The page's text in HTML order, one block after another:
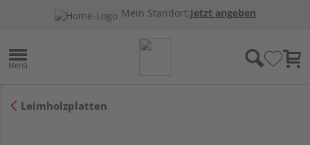
Mein Standort:Jetzt angeben
Leimholzplatten